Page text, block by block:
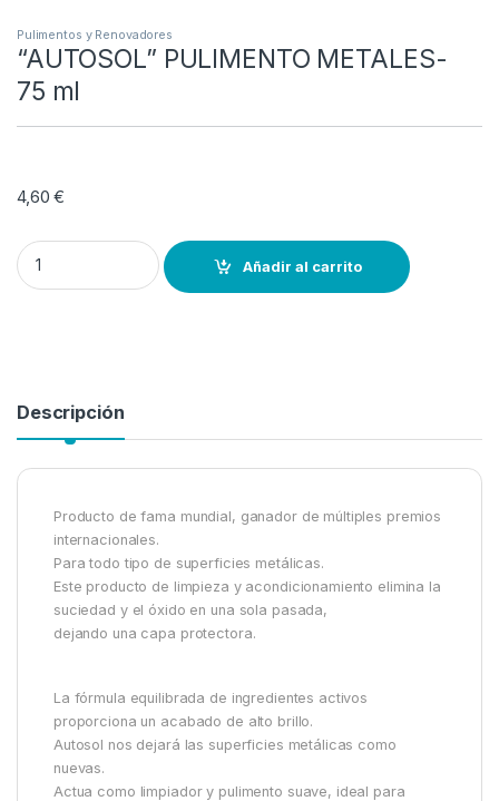
Pulimentos y Renovadores
“AUTOSOL” PULIMENTO METALES-
75 ml
4,60€
"AUTOSOL" PULIMENTO METALES- 75 ml quantity
Añadir al carrito
Descripción
Producto de fama mundial, ganador de múltiples premios
internacionales.
Para todo tipo de superficies metálicas.
Este producto de limpieza y acondicionamiento elimina la
suciedad y el óxido en una sola pasada,
dejando una capa protectora.
La fórmula equilibrada de ingredientes activos
proporciona un acabado de alto brillo.
Autosol nos dejará las superficies metálicas como
nuevas.
Actua como limpiador y pulimento suave, ideal para